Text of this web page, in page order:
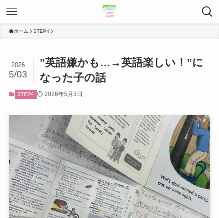
ホーム STEP4
”英語嫌かも…→英語楽しい！”に
なった子の話
2026
5/03
STEP4 2026年5月3日